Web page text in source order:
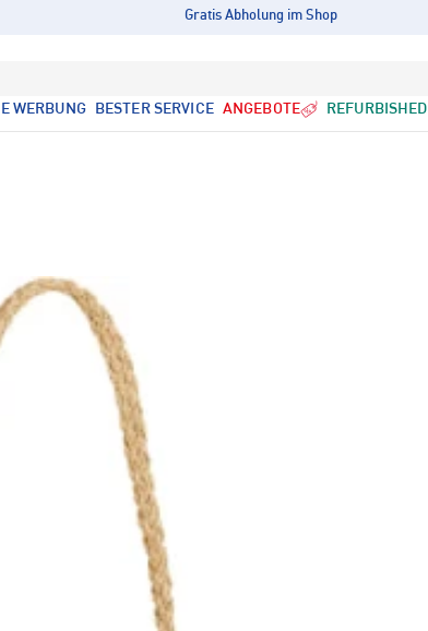
Gratis Abholung im Shop
WERBUNG BESTER SERVICE ANGEBOTE REFURBISHED